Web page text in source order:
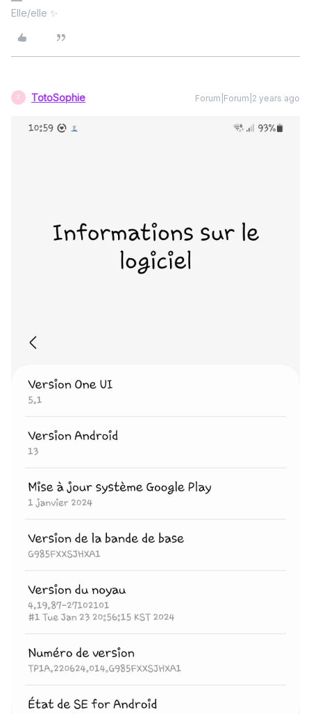
Elle/elle ✨
T TotoSophie Forum|Forum|2 years ago